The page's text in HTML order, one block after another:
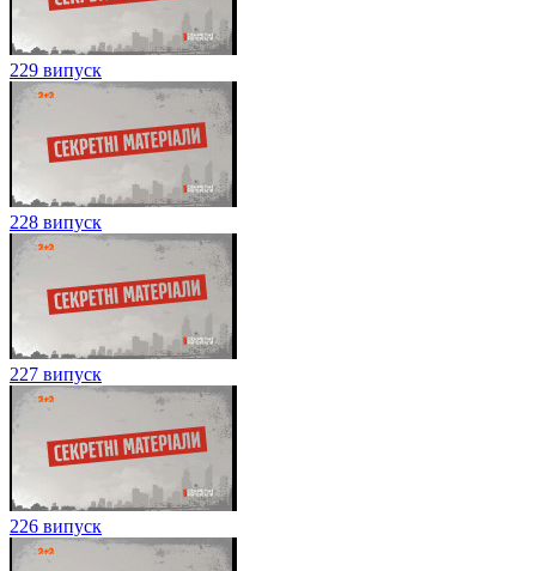
229 випуск
228 випуск
227 випуск
226 випуск